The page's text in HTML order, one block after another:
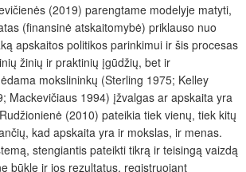
(2019) parengtame modelyje matyti,
(finansinė atskaitomybė) priklauso nuo
apskaitos politikos parinkimui ir šis procesas
žinių ir praktinių įgūdžių, bet ir
mokslininkų (Sterling 1975; Kelley
Mackevičiaus 1994) įžvalgas ar apskaita yra
(2010) pateikia tiek vienų, tiek kitų
kad apskaita yra ir mokslas, ir menas.
stengiantis pateikti tikrą ir teisingą vaizdą
būklę ir jos rezultatus, registruojant